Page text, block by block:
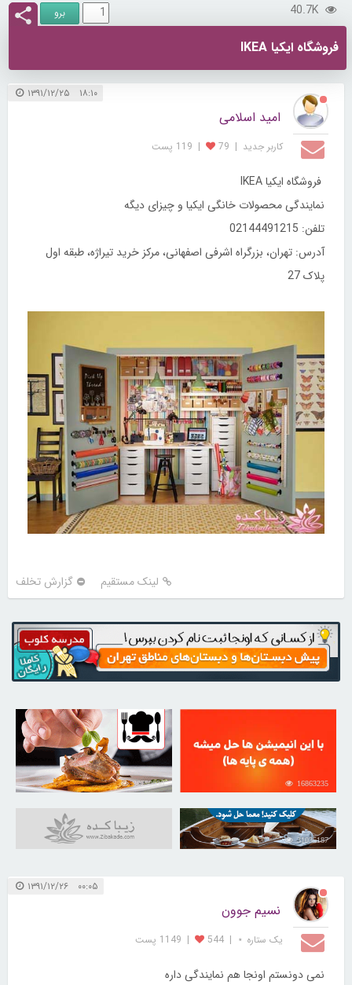
40.7K
فروشگاه ایکیا IKEA
۱۸:۱۰ ۱۳۹۱/۱۲/۲۵
امید اسلامی
کاربر جديد |
79
| 119 پست
فروشگاه ایکیا IKEA
نمايندگی محصولات خانگی ایکیا و چیزای دیگه
تلفن: 02144491215
آدرس: تهران، بزرگراه اشرفی اصفهانی، مرکز خرید تیراژه، طبقه اول
پلاک 27
لینک مستقیم گزارش تخلف
16863235
30250030
31035187
۰۰:۰۵ ۱۳۹۱/۱۲/۲۶
نسیم جوون
یک ستاره ⋆ |
544
| 1149 پست
نمی دونستم اونجا هم نمایندگی داره